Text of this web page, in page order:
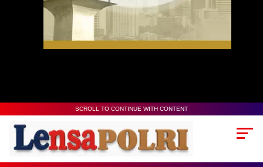
SCROLL TO CONTINUE WITH CONTENT